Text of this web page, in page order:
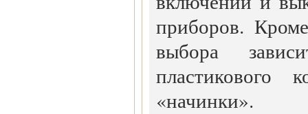
приборов.
выбора
пластикового
«начинки».